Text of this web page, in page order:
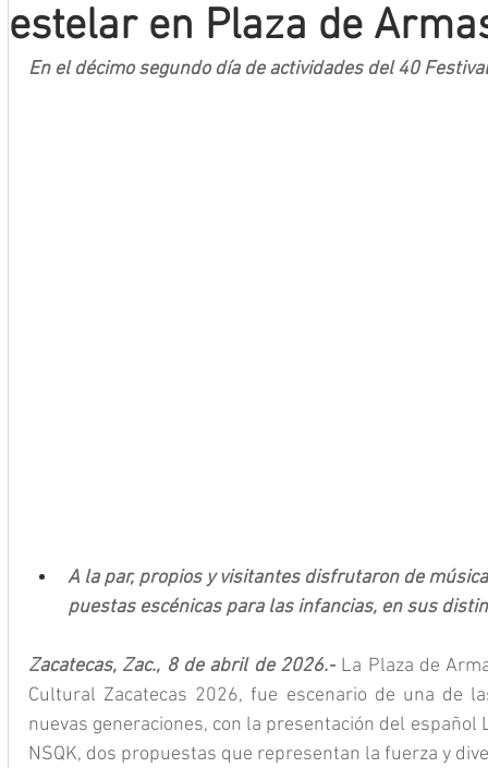
estelar en Plaza de
En el décimo segundo día de actividades del 40
A la par, propios y visitantes disfrutaron de
puestas escénicas para las infancias, en sus
Zacatecas, Zac., 8 de abril de 2026.- La Plaza de
Cultural Zacatecas 2026, fue escenario de una de
nuevas generaciones, con la presentación del español
NSQK, dos propuestas que representan la fuerza y